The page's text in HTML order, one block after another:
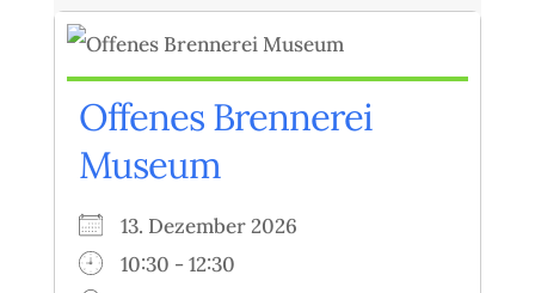
Offenes Brennerei
Museum
13. Dezember 2026
10:30 - 12:30